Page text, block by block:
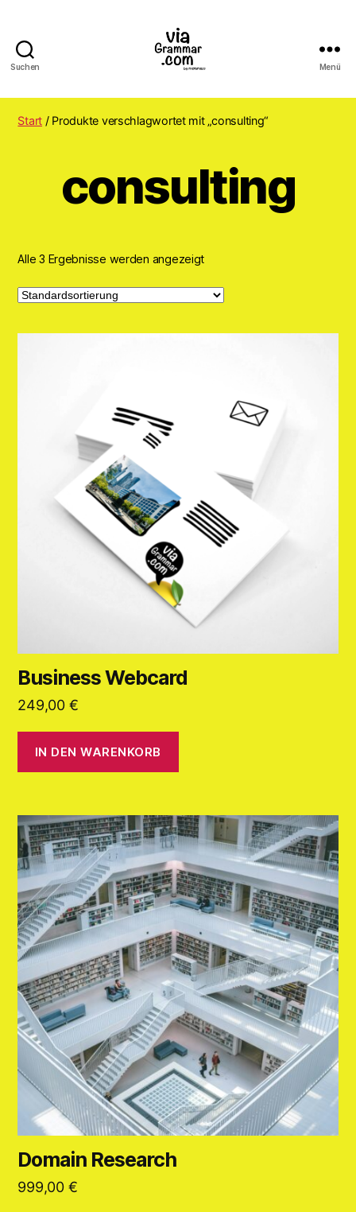
Suchen Menü
Start / Produkte verschlagwortet mit „consulting“
consulting
Alle 3 Ergebnisse werden angezeigt
Business Webcard
249,00 €
IN DEN WARENKORB
Domain Research
999,00 €